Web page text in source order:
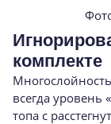
комплекте
всегда уровень
топа с